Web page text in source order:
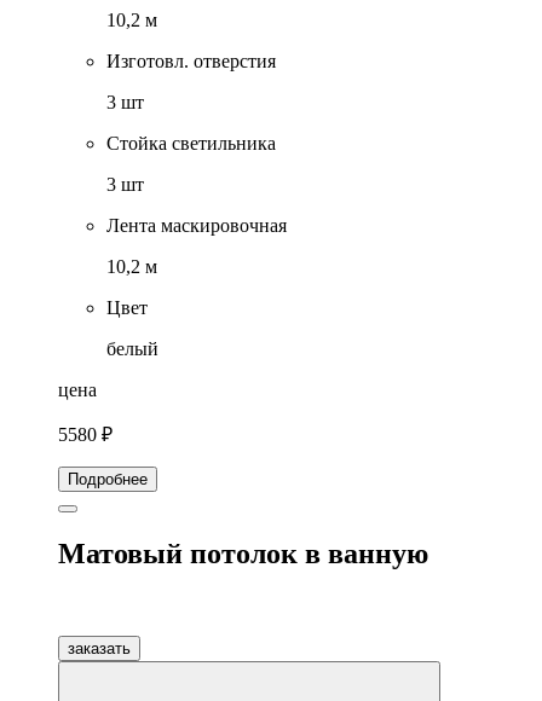
10,2 м
Изготовл. отверстия
3 шт
Стойка светильника
3 шт
Лента маскировочная
10,2 м
Цвет
белый
цена
5580 ₽
Подробнее
Матовый потолок в ванную
заказать